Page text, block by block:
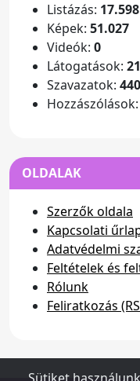
Listázás: 17.598
Képek: 51.027
Videók: 0
Látogatások:
Szavazatok:
Hozzászólások:
OLDALAK
Szerzők oldala
Kapcsolati
Adatvédelmi
Feltételek és
Rólunk
Feliratkozás